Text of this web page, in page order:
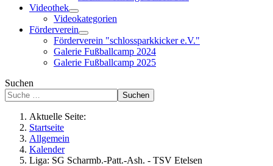
Videothek
Videokategorien
Förderverein
Förderverein "schlossparkkicker e.V."
Galerie Fußballcamp 2024
Galerie Fußballcamp 2025
Suchen
Suchen
Aktuelle Seite:
Startseite
Allgemein
Kalender
Liga: SG Scharmb.-Patt.-Ash. - TSV Etelsen